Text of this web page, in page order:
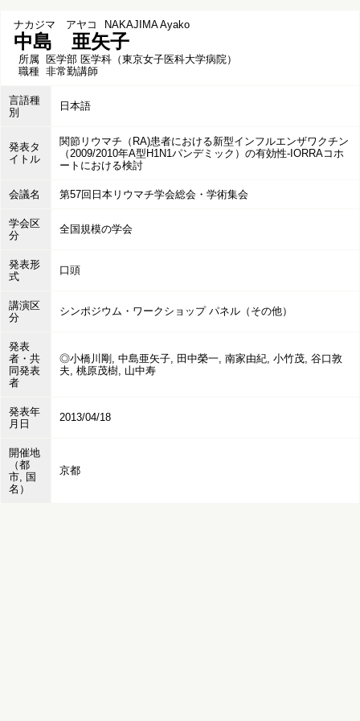
ナカジマ アヤコ NAKAJIMA Ayako
中島 亜矢子
所属 医学部 医学科（東京女子医科大学病院）
職種 非常勤講師
言語種
別
日本語
発表タ
イトル
関節リウマチ（RA)患者における新型インフルエンザワクチン
（2009/2010年A型H1N1パンデミック）の有効性-IORRAコホ
ートにおける検討
会議名 第57回日本リウマチ学会総会・学術集会
学会区
分
全国規模の学会
発表形
式
口頭
講演区
分
シンポジウム・ワークショップ パネル（その他）
発表
者・共
同発表
者
◎小橋川剛, 中島亜矢子, 田中榮一, 南家由紀, 小竹茂, 谷口敦
夫, 桃原茂樹, 山中寿
発表年
月日
2013/04/18
開催地
（都
市, 国
名）
京都